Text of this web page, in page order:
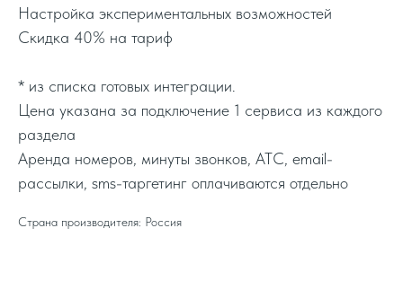
Настройка экспериментальных возможностей
Скидка 40% на тариф
* из списка готовых интеграции.
Цена указана за подключение 1 сервиса из каждого
раздела
Аренда номеров, минуты звонков, АТС, email-
рассылки, sms-таргетинг оплачиваются отдельно
Страна производителя: Россия